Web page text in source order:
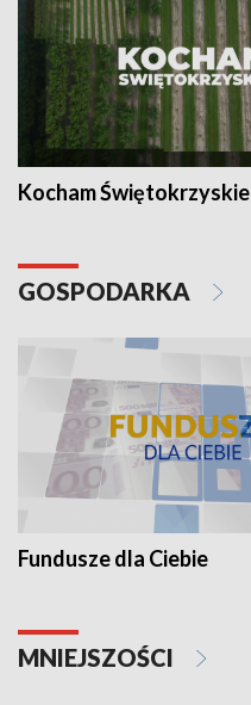
Kocham Świętokrzyskie
GOSPODARKA
Fundusze dla Ciebie
MNIEJSZOŚCI